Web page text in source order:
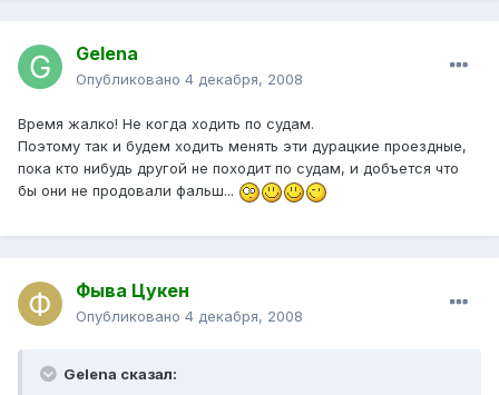
Gelena
Опубликовано 4 декабря, 2008
Время жалко! Не когда ходить по судам.
Поэтому так и будем ходить менять эти дурацкие проездные,
пока кто нибудь другой не походит по судам, и добъется что
бы они не продовали фальш...
Фыва Цукен
Опубликовано 4 декабря, 2008
Gelena сказал: